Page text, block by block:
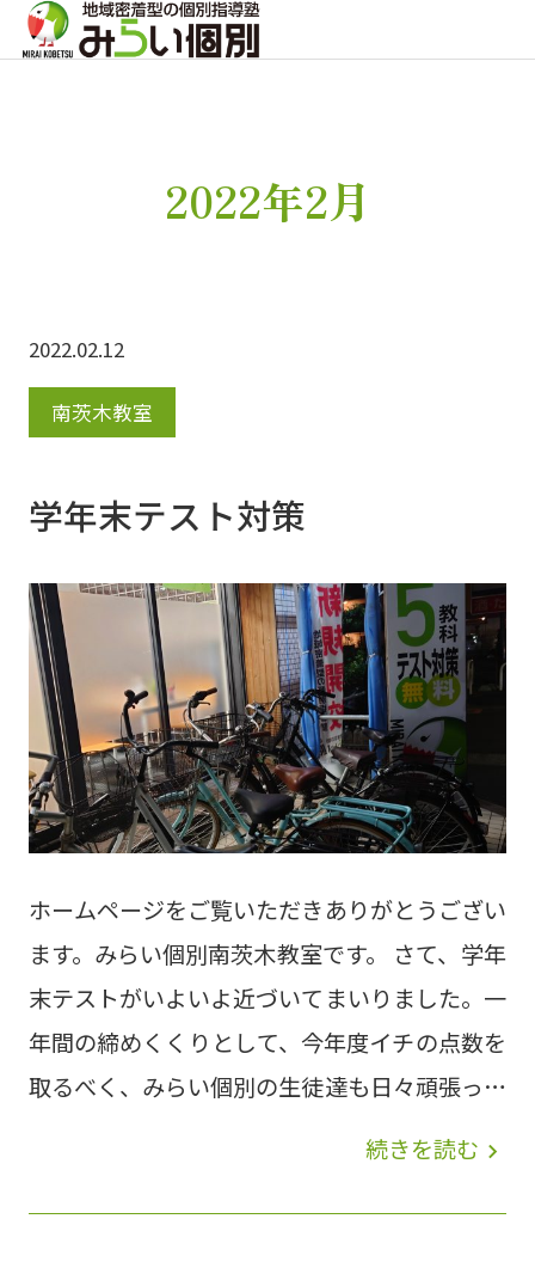
2022年2月
2022.02.12
南茨木教室
学年末テスト対策
ホームページをご覧いただきありがとうござい
ます。みらい個別南茨木教室です。 さて、学年
末テストがいよいよ近づいてまいりました。一
年間の締めくくりとして、今年度イチの点数を
取るべく、みらい個別の生徒達も日々頑張って
５科目テスト対策』を行います！ そして、み
続きを読む navigate_next